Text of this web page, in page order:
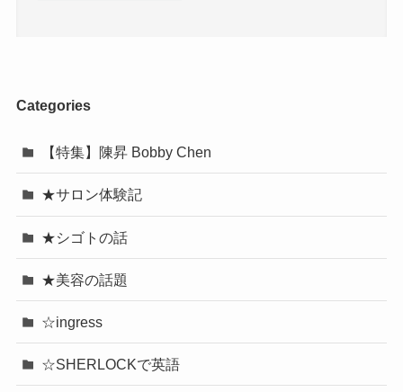
Categories
【特集】陳昇 Bobby Chen
★サロン体験記
★シゴトの話
★美容の話題
☆ingress
☆SHERLOCKで英語